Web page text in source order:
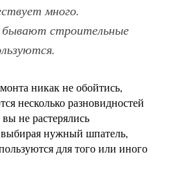
много.
строительные
никак не обойтись,
несколько разновидностей
не растерялись
выбирая нужный шпатель,
для того или иного